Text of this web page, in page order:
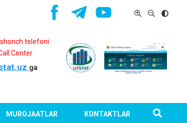
Ishonch telefoni
Center
ga
MUROJAATLAR KONTAKTLAR